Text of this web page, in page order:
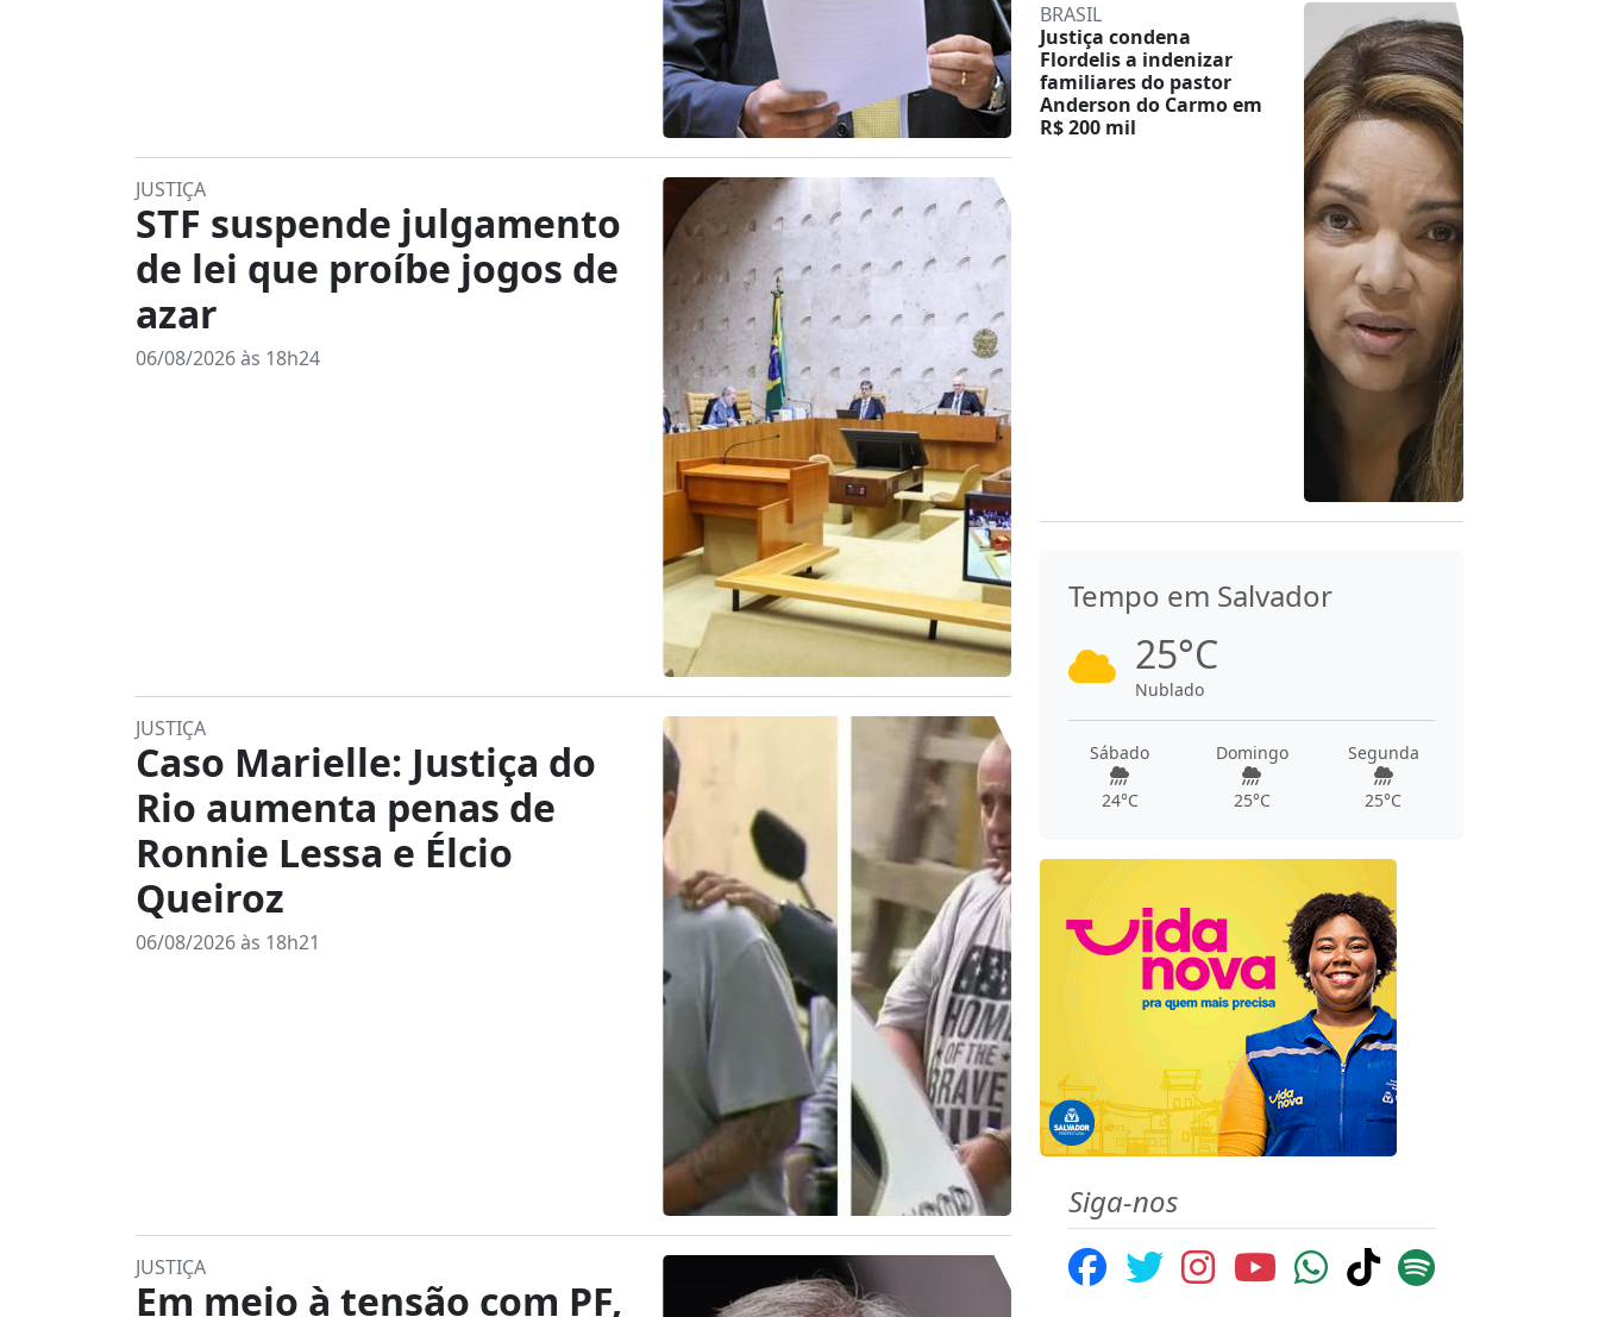
JUSTIÇA
STF suspende julgamento
de lei que proíbe jogos de
azar
06/08/2026 às 18h24
JUSTIÇA
Caso Marielle: Justiça do
Rio aumenta penas de
Ronnie Lessa e Élcio
Queiroz
06/08/2026 às 18h21
JUSTIÇA
Em meio à tensão com PF,
BRASIL
Justiça condena
Flordelis a indenizar
familiares do pastor
Anderson do Carmo em
R$ 200 mil
Tempo em Salvador
25°C
Nublado
Sábado
24°C
Domingo
25°C
Segunda
25°C
Siga-nos